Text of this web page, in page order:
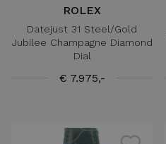
ROLEX
Datejust 31 Steel/Gold
Jubilee Champagne Diamond
Dial
€ 7.975,-